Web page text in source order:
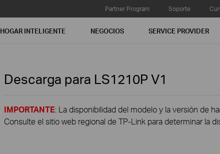
Partner Program Soporte
HOGAR INTELIGENTE NEGOCIOS SERVICE PROVIDER
Descarga para LS1210P V1
IMPORTANTE: La disponibilidad del modelo y la versión de
Consulte el sitio web regional de TP-Link para determinar la